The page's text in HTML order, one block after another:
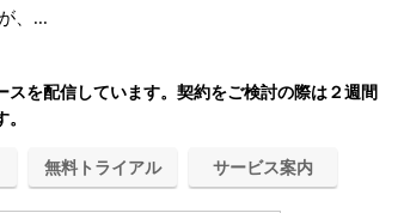
、...
を配信しています。契約をご検討の際は２週間
無料トライアル サービス案内